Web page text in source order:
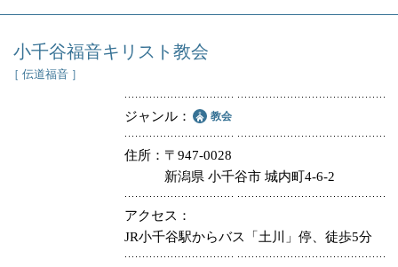
小千谷福音キリスト教会
［ 伝道福音 ］
ジャンル 教会
住所
〒947-0028
新潟県 小千谷市 城内町4-6-2
アクセス
JR小千谷駅からバス「土川」停、徒歩5分